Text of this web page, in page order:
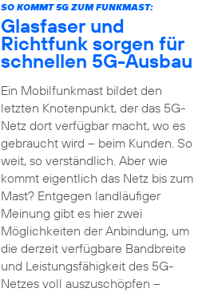
SO KOMMT 5G ZUM FUNKMAST:
Glasfaser und
Richtfunk sorgen für
schnellen 5G-Ausbau
Ein Mobilfunkmast bildet den
letzten Knotenpunkt, der das 5G-
Netz dort verfügbar macht, wo es
gebraucht wird – beim Kunden. So
weit, so verständlich. Aber wie
kommt eigentlich das Netz bis zum
Mast? Entgegen landläufiger
Meinung gibt es hier zwei
Möglichkeiten der Anbindung, um
die derzeit verfügbare Bandbreite
und Leistungsfähigkeit des 5G-
Netzes voll auszuschöpfen –